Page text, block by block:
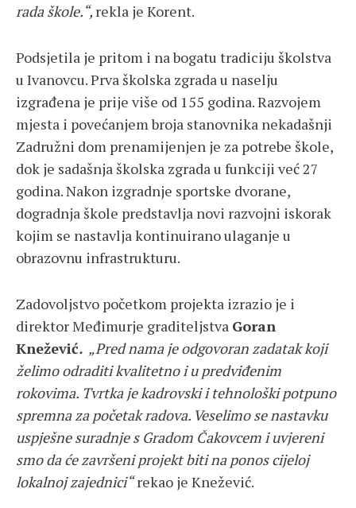
rada škole.“, rekla je Korent.
Podsjetila je pritom i na bogatu tradiciju školstva
u Ivanovcu. Prva školska zgrada u naselju
izgrađena je prije više od 155 godina. Razvojem
mjesta i povećanjem broja stanovnika nekadašnji
Zadružni dom prenamijenjen je za potrebe škole,
dok je sadašnja školska zgrada u funkciji već 27
godina. Nakon izgradnje sportske dvorane,
dogradnja škole predstavlja novi razvojni iskorak
kojim se nastavlja kontinuirano ulaganje u
obrazovnu infrastrukturu.
Zadovoljstvo početkom projekta izrazio je i
direktor Međimurje graditeljstva Goran
Knežević. „Pred nama je odgovoran zadatak koji
želimo odraditi kvalitetno i u predviđenim
rokovima. Tvrtka je kadrovski i tehnološki potpuno
spremna za početak radova. Veselimo se nastavku
uspješne suradnje s Gradom Čakovcem i uvjereni
smo da će završeni projekt biti na ponos cijeloj
lokalnoj zajednici“rekao je Knežević.